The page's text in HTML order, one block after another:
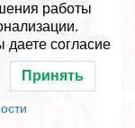
работы
даете согласие
Принять